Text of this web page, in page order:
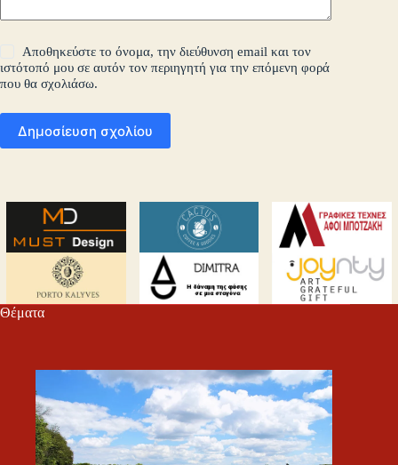
Αποθηκεύστε το όνομα, την διεύθυνση email και τον
ιστότοπό μου σε αυτόν τον περιηγητή για την επόμενη φορά
που θα σχολιάσω.
Δημοσίευση σχολίου
Θέματα